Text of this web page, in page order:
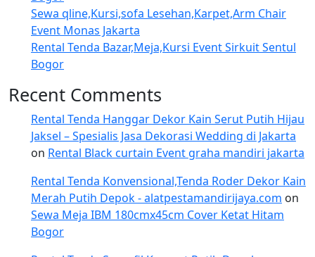
Sewa qline,Kursi,sofa Lesehan,Karpet,Arm Chair
Event Monas Jakarta
Rental Tenda Bazar,Meja,Kursi Event Sirkuit Sentul
Bogor
Recent Comments
Rental Tenda Hanggar Dekor Kain Serut Putih Hijau
Jaksel – Spesialis Jasa Dekorasi Wedding di Jakarta
on Rental Black curtain Event graha mandiri jakarta
Rental Tenda Konvensional,Tenda Roder Dekor Kain
Merah Putih Depok - alatpestamandirijaya.com on
Sewa Meja IBM 180cmx45cm Cover Ketat Hitam
Bogor